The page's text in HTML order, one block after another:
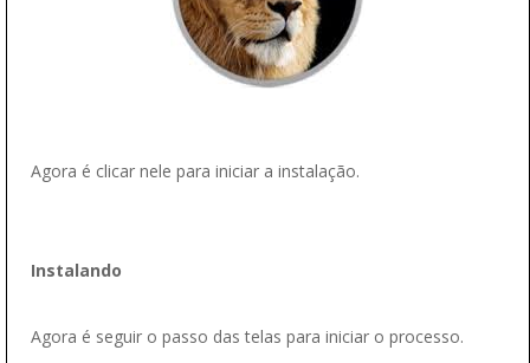
Agora é clicar nele para iniciar a instalação.
Instalando
Agora é seguir o passo das telas para iniciar o processo.